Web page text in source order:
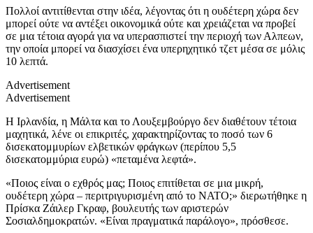
Πολλοί αντιτίθενται στην ιδέα, λέγοντας ότι η ουδέτερη χώρα δεν
μπορεί ούτε να αντέξει οικονομικά ούτε και χρειάζεται να προβεί
σε μια τέτοια αγορά για να υπερασπιστεί την περιοχή των Αλπεων,
την οποία μπορεί να διασχίσει ένα υπερηχητικό τζετ μέσα σε μόλις
10 λεπτά.
Advertisement
Advertisement
Η Ιρλανδία, η Μάλτα και το Λουξεμβούργο δεν διαθέτουν τέτοια
μαχητικά, λένε οι επικριτές, χαρακτηρίζοντας το ποσό των 6
δισεκατομμυρίων ελβετικών φράγκων (περίπου 5,5
δισεκατομμύρια ευρώ) «πεταμένα λεφτά».
«Ποιος είναι ο εχθρός μας; Ποιος επιτίθεται σε μια μικρή,
ουδέτερη χώρα – περιτριγυρισμένη από το ΝΑΤΟ;» διερωτήθηκε η
Πρίσκα Ζάιλερ Γκραφ, βουλευτής των αριστερών
Σοσιαλδημοκρατών. «Είναι πραγματικά παράλογο», πρόσθεσε.